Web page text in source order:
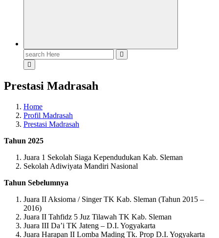
Search
for:
Prestasi Madrasah
Home
Profil Madrasah
Prestasi Madrasah
Tahun 2025
Juara 1 Sekolah Siaga Kependudukan Kab. Sleman
Sekolah Adiwiyata Mandiri Nasional
Tahun Sebelumnya
Juara II Aksioma / Singer TK Kab. Sleman (Tahun 2015 –
2016)
Juara II Tahfidz 5 Juz Tilawah TK Kab. Sleman
Juara III Da’i TK Jateng – D.I. Yogyakarta
Juara Harapan II Lomba Mading Tk. Prop D.I. Yogyakarta